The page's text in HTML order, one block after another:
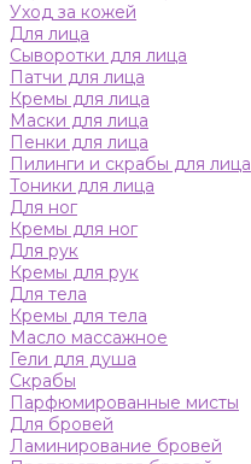
Уход за кожей
Для лица
Сыворотки для лица
Патчи для лица
Кремы для лица
Маски для лица
Пенки для лица
Пилинги и скрабы для лица
Тоники для лица
Для ног
Кремы для ног
Для рук
Кремы для рук
Для тела
Кремы для тела
Масло массажное
Гели для душа
Скрабы
Парфюмированные мисты
Для бровей
Ламинирование бровей